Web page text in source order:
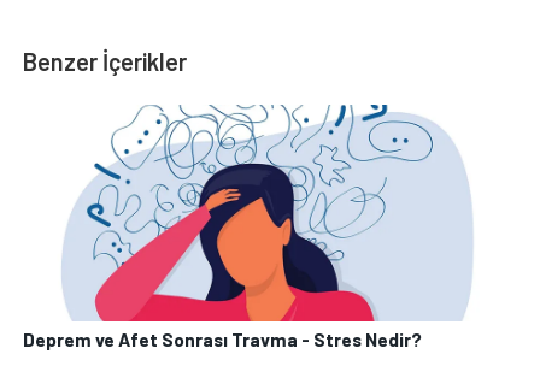
Benzer İçerikler
Deprem ve Afet Sonrası Travma - Stres Nedir?